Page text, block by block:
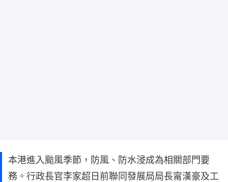
本港進入颱風季節，防風、防水浸成為相關部門要
務。行政長官李家超日前聯同發展局局長甯漢豪及工